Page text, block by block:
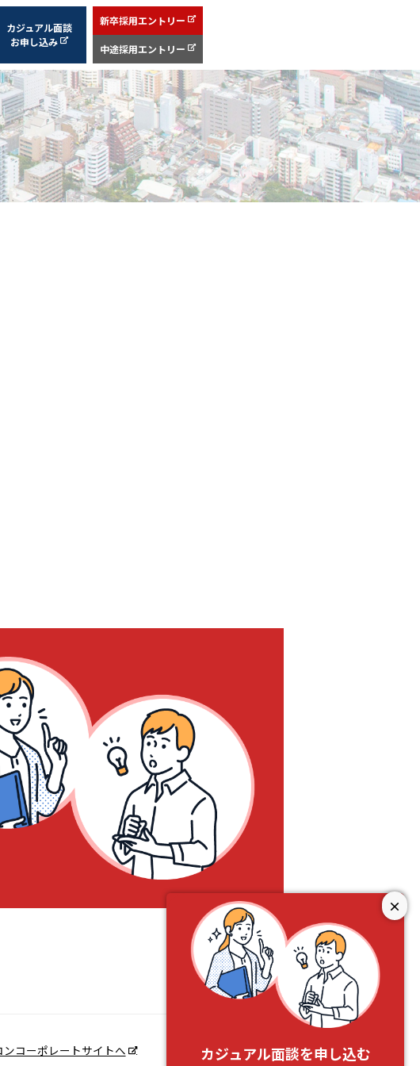
カジュアル面談
お申し込み
新卒採用エントリー
中途採用エントリー
×
カジュアル面談を申し込む
ンコーポレートサイトへ